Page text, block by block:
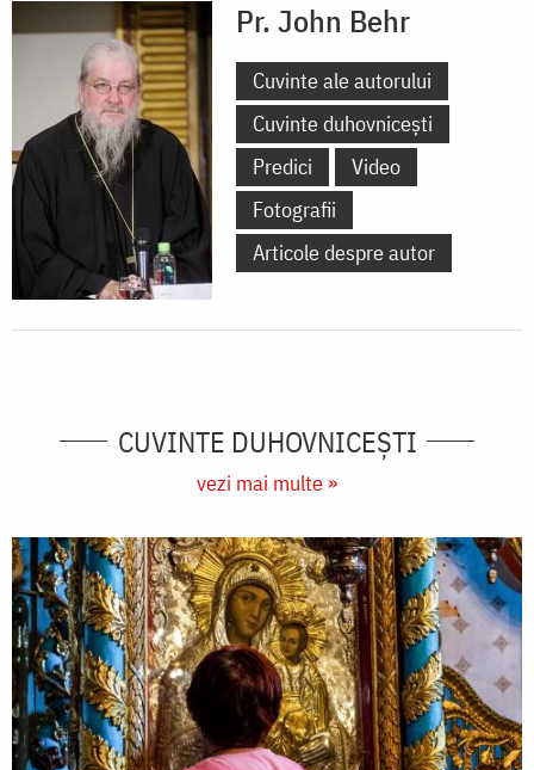
Pr. John Behr
Cuvinte ale autorului
Cuvinte duhovnicești
Predici
Video
Fotografii
Articole despre autor
CUVINTE DUHOVNICEȘTI
vezi mai multe »